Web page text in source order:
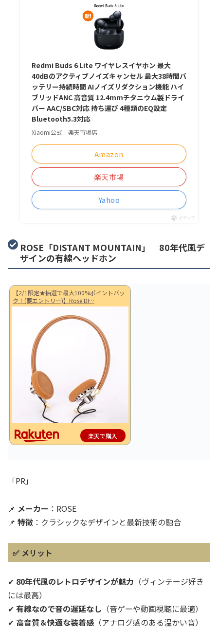
Redmi Buds 6 Lite ワイヤレスイヤホン 最大
40dBのアクティブノイズキャンセル 最大38時間バ
ッテリー持続時間 AIノイズリダクション機能 ハイ
ブリッドANC 高音質 12.4mmチタニウム製ドライ
バー AAC/SBC対応 持ち運び 4種類のEQ設定
Bluetooth5.3対応
Xiaomi公式 楽天市場店
Amazon
楽天市場
Yahoo
ポチップ
ROSE「DISTANT MOUNTAIN」｜80年代風デ
ザインの有線ヘッドホン
【2/1限定★抽選で最大100%ポイントバッ
ク！(要エントリー)】Rose DI…
楽天で購入
「PR」
📌 メーカー ：ROSE
📌 特徴 ：クラシックなデザインと最新技術の融合
✅ メリット
✔ 80年代風のレトロデザインが魅力 （ヴィンテージ好き
には最高）
✔ 有線なので音の遅延なし （音ゲーや動画視聴に最適）
✔ 高音質＆快適な装着感 （アナログ感のある温かい音）